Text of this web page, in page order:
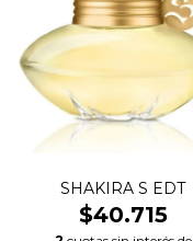
SHAKIRA S EDT
$40.715